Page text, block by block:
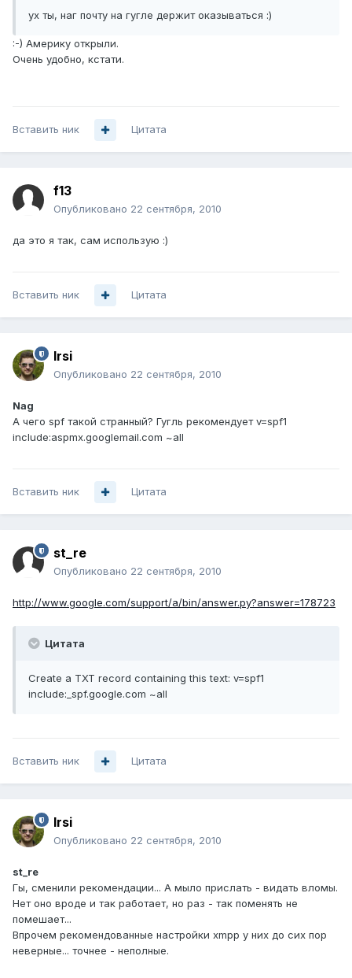
ух ты, наг почту на гугле держит оказываться :)
:-) Америку открыли.
Очень удобно, кстати.
Вставить ник Цитата
f13
Опубликовано 22 сентября, 2010
да это я так, сам использую :)
Вставить ник Цитата
Irsi
Опубликовано 22 сентября, 2010
Nag
А чего spf такой странный? Гугль рекомендует v=spf1
include:aspmx.googlemail.com ~all
Вставить ник Цитата
st_re
Опубликовано 22 сентября, 2010
http://www.google.com/support/a/bin/answer.py?answer=178723
Цитата
Create a TXT record containing this text: v=spf1
include:_spf.google.com ~all
Вставить ник Цитата
Irsi
Опубликовано 22 сентября, 2010
st_re
Гы, сменили рекомендации... А мыло прислать - видать вломы.
Нет оно вроде и так работает, но раз - так поменять не
помешает...
Впрочем рекомендованные настройки xmpp у них до сих пор
неверные... точнее - неполные.